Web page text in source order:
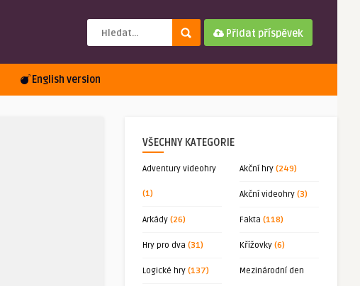
Přidat příspěvek
English version
VŠECHNY KATEGORIE
Adventury videohry
(1)
Akční hry (249)
Akční videohry (3)
Arkády (26) Fakta (118)
Hry pro dva (31) Křížovky (6)
Logické hry (137) Mezinárodní den